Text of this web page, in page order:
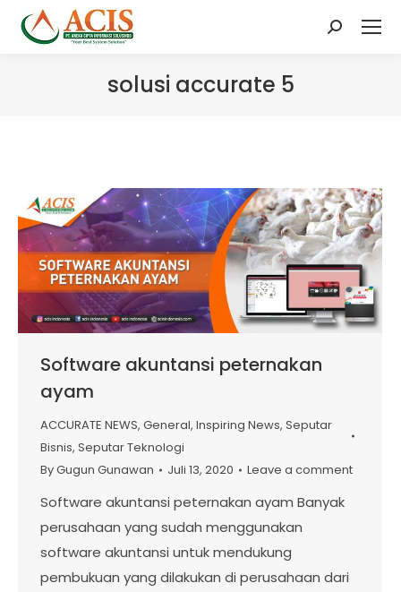
Search:
solusi accurate 5
Software akuntansi peternakan
ayam
ACCURATE NEWS, General, Inspiring News, Seputar
Bisnis, Seputar Teknologi
ByGugun Gunawan Juli 13, 2020 Leave a comment
Software akuntansi peternakan ayam Banyak
perusahaan yang sudah menggunakan
software akuntansi untuk mendukung
pembukuan yang dilakukan di perusahaan dari